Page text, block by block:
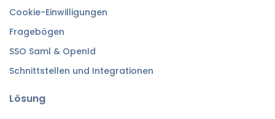
Cookie-Einwilligungen
Fragebögen
SSO Saml & OpenId
Schnittstellen und Integrationen
Lösung